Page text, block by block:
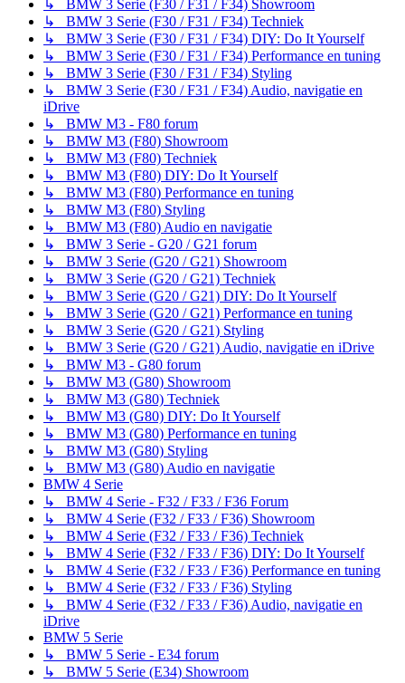
↳ BMW 3 Serie (F30 / F31 / F34) Showroom
↳ BMW 3 Serie (F30 / F31 / F34) Techniek
↳ BMW 3 Serie (F30 / F31 / F34) DIY: Do It Yourself
↳ BMW 3 Serie (F30 / F31 / F34) Performance en tuning
↳ BMW 3 Serie (F30 / F31 / F34) Styling
↳ BMW 3 Serie (F30 / F31 / F34) Audio, navigatie en
iDrive
↳ BMW M3 - F80 forum
↳ BMW M3 (F80) Showroom
↳ BMW M3 (F80) Techniek
↳ BMW M3 (F80) DIY: Do It Yourself
↳ BMW M3 (F80) Performance en tuning
↳ BMW M3 (F80) Styling
↳ BMW M3 (F80) Audio en navigatie
↳ BMW 3 Serie - G20 / G21 forum
↳ BMW 3 Serie (G20 / G21) Showroom
↳ BMW 3 Serie (G20 / G21) Techniek
↳ BMW 3 Serie (G20 / G21) DIY: Do It Yourself
↳ BMW 3 Serie (G20 / G21) Performance en tuning
↳ BMW 3 Serie (G20 / G21) Styling
↳ BMW 3 Serie (G20 / G21) Audio, navigatie en iDrive
↳ BMW M3 - G80 forum
↳ BMW M3 (G80) Showroom
↳ BMW M3 (G80) Techniek
↳ BMW M3 (G80) DIY: Do It Yourself
↳ BMW M3 (G80) Performance en tuning
↳ BMW M3 (G80) Styling
↳ BMW M3 (G80) Audio en navigatie
BMW 4 Serie
↳ BMW 4 Serie - F32 / F33 / F36 Forum
↳ BMW 4 Serie (F32 / F33 / F36) Showroom
↳ BMW 4 Serie (F32 / F33 / F36) Techniek
↳ BMW 4 Serie (F32 / F33 / F36) DIY: Do It Yourself
↳ BMW 4 Serie (F32 / F33 / F36) Performance en tuning
↳ BMW 4 Serie (F32 / F33 / F36) Styling
↳ BMW 4 Serie (F32 / F33 / F36) Audio, navigatie en
iDrive
BMW 5 Serie
↳ BMW 5 Serie - E34 forum
↳ BMW 5 Serie (E34) Showroom